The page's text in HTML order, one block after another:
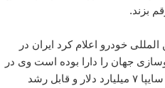
بزند.
خودرو اعلام کرد ایران در
خودروسازی جهان را دارا بوده است وی در
ادامه اضافه می کند که ارزش گروه سایپا ۷ میلیارد دلار و قابل رشد